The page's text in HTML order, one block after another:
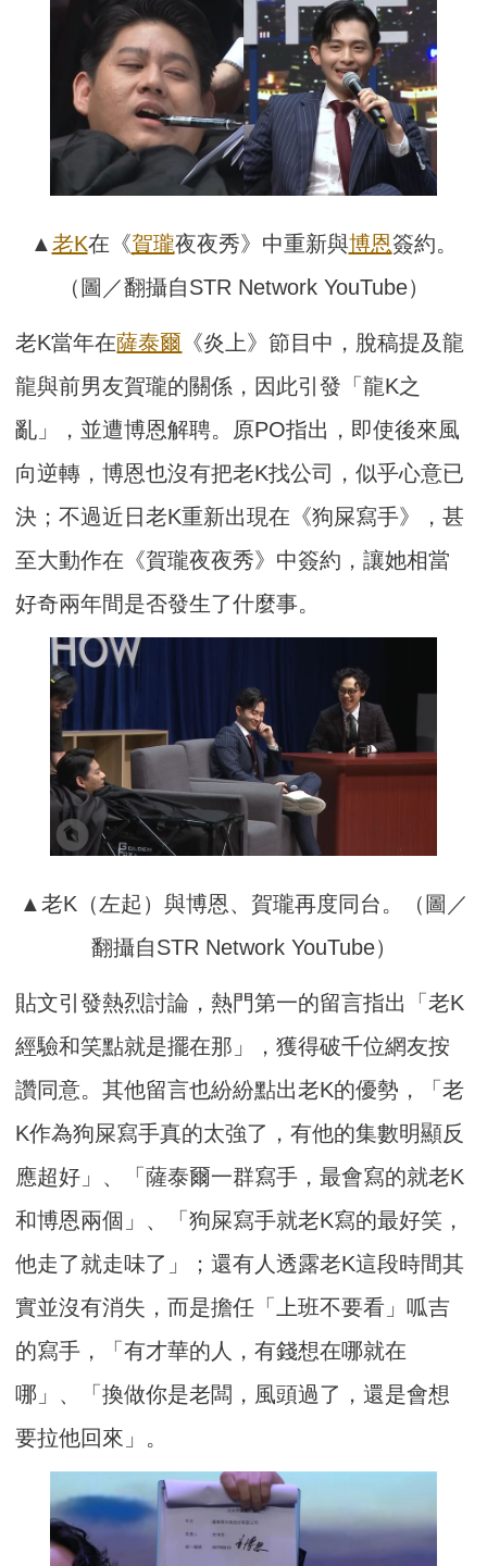
▲老K在《賀瓏夜夜秀》中重新與博恩簽約。
（圖／翻攝自STR Network YouTube）
老K當年在薩泰爾 《炎上》節目中，脫稿提及龍
龍與前男友賀瓏的關係，因此引發「龍K之
亂」，並遭博恩解聘。原PO指出，即使後來風
向逆轉，博恩也沒有把老K找公司，似乎心意已
決；不過近日老K重新出現在《狗屎寫手》，甚
至大動作在《賀瓏夜夜秀》中簽約，讓她相當
好奇兩年間是否發生了什麼事。
▲老K（左起）與博恩、賀瓏再度同台。（圖／
翻攝自STR Network YouTube）
貼文引發熱烈討論，熱門第一的留言指出「老K
經驗和笑點就是擺在那」，獲得破千位網友按
讚同意。其他留言也紛紛點出老K的優勢，「老
K作為狗屎寫手真的太強了，有他的集數明顯反
應超好」、「薩泰爾一群寫手，最會寫的就老K
和博恩兩個」、「狗屎寫手就老K寫的最好笑，
他走了就走味了」；還有人透露老K這段時間其
實並沒有消失，而是擔任「上班不要看」呱吉
的寫手，「有才華的人，有錢想在哪就在
哪」、「換做你是老闆，風頭過了，還是會想
要拉他回來」。